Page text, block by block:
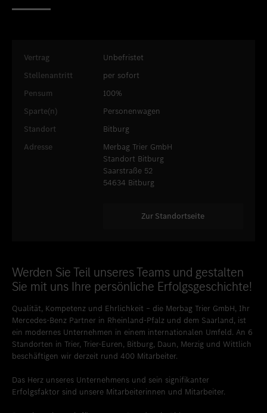
Standort favorisieren
Bitburg
Standort favorisieren
Idstein
Standort favorisieren
Limburg an der Lahn
Standort favorisieren
Mayen
Standort favorisieren
Merzig
Standort favorisieren
Standort favorisieren
Weilburg
Standort favorisieren
Westerburg
Standort favorisieren
Wiesbaden
Standort favorisieren
Wittlich
Vertrag
Unbefristet
Stellenantritt
per sofort
Pensum
100%
Sparte(n)
Personenwagen
Standort
Bitburg
Adresse
Merbag Trier GmbH
Standort Bitburg
Saarstraße 52
54634 Bitburg
Zur Standortseite
Werden Sie Teil unseres Teams und gestalten
Sie mit uns Ihre persönliche Erfolgsgeschichte!
Qualität, Kompetenz und Ehrlichkeit – die Merbag Trier GmbH, Ihr
Mercedes-Benz Partner in Rheinland-Pfalz und dem Saarland, ist
ein modernes Unternehmen in einem internationalen Umfeld. An 6
Standorten in Trier, Trier-Euren, Bitburg, Daun, Merzig und Wittlich
beschäftigen wir derzeit rund 400 Mitarbeiter.
Das Herz unseres Unternehmens und sein signifikanter
Erfolgsfaktor sind unsere Mitarbeiterinnen und Mitarbeiter.